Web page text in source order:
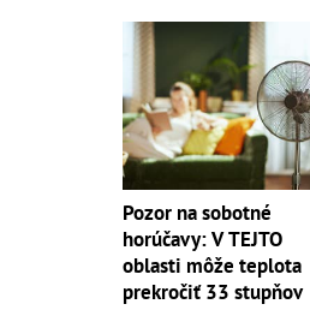
Pozor na sobotné
horúčavy: V TEJTO
oblasti môže teplota
prekročiť 33 stupňov